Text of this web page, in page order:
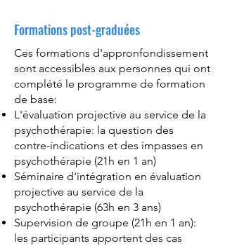
Formations post-graduées
Ces formations d'appronfondissement
sont accessibles aux personnes qui ont
complété le programme de formation
de base:
L'évaluation projective au service de la
psychothérapie: la question des
contre-indications et des impasses en
psychothérapie (21h en 1 an)
Séminaire d'intégration en évaluation
projective au service de la
psychothérapie (63h en 3 ans)
Supervision de groupe (21h en 1 an):
les participants apportent des cas